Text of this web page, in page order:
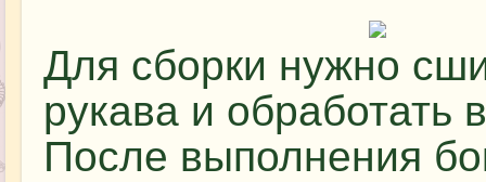
Для сборки нужно
рукава и обработать
После выполнения